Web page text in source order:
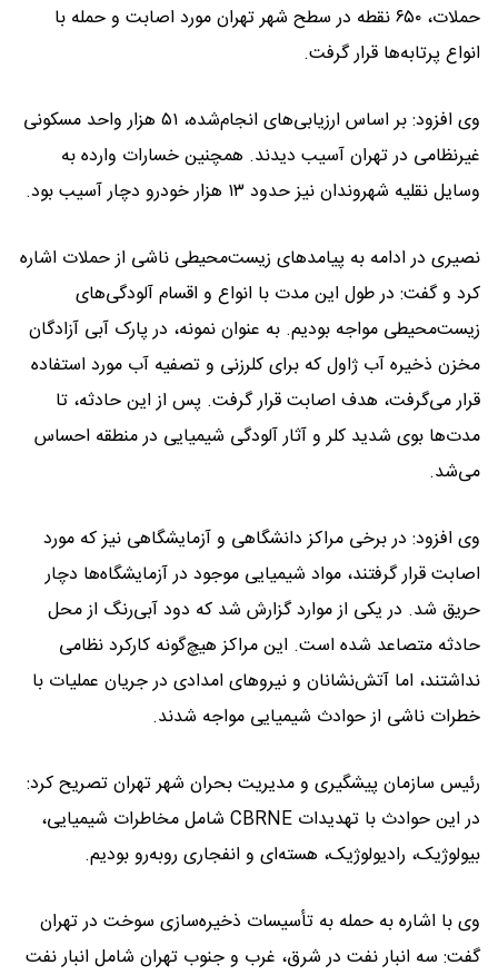
حملات، ۶۵۰ نقطه در سطح شهر تهران مورد اصابت و حمله با
انواع پرتابه‌ها قرار گرفت.
وی افزود: بر اساس ارزیابی‌های انجام‌شده، ۵۱ هزار واحد مسکونی
غیرنظامی در تهران آسیب دیدند. همچنین خسارات وارده به
وسایل نقلیه شهروندان نیز حدود ۱۳ هزار خودرو دچار آسیب بود.
نصیری در ادامه به پیامدهای زیست‌محیطی ناشی از حملات اشاره
کرد و گفت: در طول این مدت با انواع و اقسام آلودگی‌های
زیست‌محیطی مواجه بودیم. به عنوان نمونه، در پارک آبی آزادگان
مخزن ذخیره آب ژاول که برای کلرزنی و تصفیه آب مورد استفاده
قرار می‌گرفت، هدف اصابت قرار گرفت. پس از این حادثه، تا
مدت‌ها بوی شدید کلر و آثار آلودگی شیمیایی در منطقه احساس
می‌شد.
وی افزود: در برخی مراکز دانشگاهی و آزمایشگاهی نیز که مورد
اصابت قرار گرفتند، مواد شیمیایی موجود در آزمایشگاه‌ها دچار
حریق شد. در یکی از موارد گزارش شد که دود آبی‌رنگ از محل
حادثه متصاعد شده است. این مراکز هیچ‌گونه کارکرد نظامی
نداشتند، اما آتش‌نشانان و نیروهای امدادی در جریان عملیات با
خطرات ناشی از حوادث شیمیایی مواجه شدند.
رئیس سازمان پیشگیری و مدیریت بحران شهر تهران تصریح کرد:
در این حوادث با تهدیدات CBRNE شامل مخاطرات شیمیایی،
بیولوژیک، رادیولوژیک، هسته‌ای و انفجاری روبه‌رو بودیم.
وی با اشاره به حمله به تأسیسات ذخیره‌سازی سوخت در تهران
گفت: سه انبار نفت در شرق، غرب و جنوب تهران شامل انبار نفت